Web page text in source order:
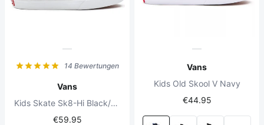
14 Bewertungen
Vans
Kids Skate Sk8-Hi Black/True White
€59.95
Vans
Kids Old Skool V Navy
€44.95